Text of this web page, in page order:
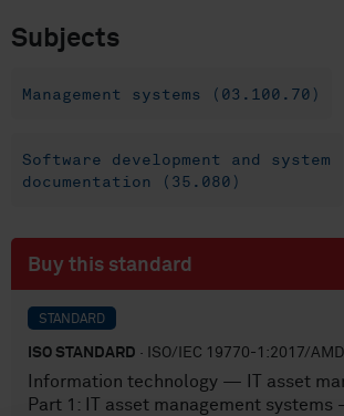
Subjects
Management systems (03.100.70)
Software development and system
documentation (35.080)
Buy this standard
STANDARD
ISO STANDARD · ISO/IEC 19770-1:2017/
Information technology — IT asset
Part 1: IT asset management systems